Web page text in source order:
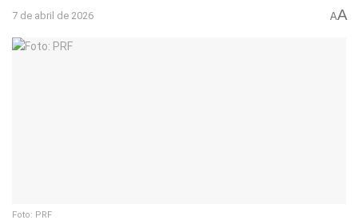
7 de abril de 2026 AA
Foto: PRF